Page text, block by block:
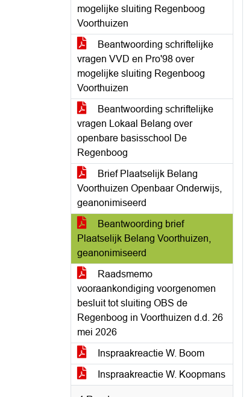
mogelijke sluiting Regenboog
Voorthuizen
Beantwoording schriftelijke
vragen VVD en Pro'98 over
mogelijke sluiting Regenboog
Voorthuizen
Beantwoording schriftelijke
vragen Lokaal Belang over
openbare basisschool De
Regenboog
Brief Plaatselijk Belang
Voorthuizen Openbaar Onderwijs,
geanonimiseerd
Beantwoording brief
Plaatselijk Belang Voorthuizen,
geanonimiseerd
Raadsmemo
vooraankondiging voorgenomen
besluit tot sluiting OBS de
Regenboog in Voorthuizen d.d. 26
mei 2026
Inspraakreactie W. Boom
Inspraakreactie W. Koopmans